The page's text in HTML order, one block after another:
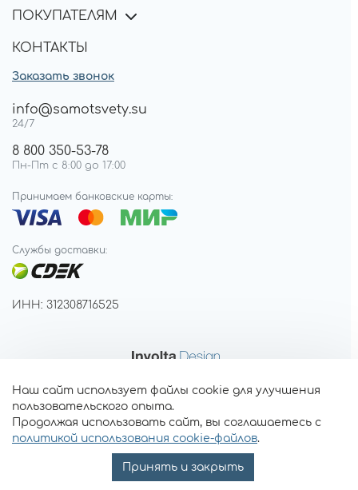
ПОКУПАТЕЛЯМ
КОНТАКТЫ
Заказать звонок
info@samotsvety.su
24/7
8 800 350-53-78
Пн-Пт с 8:00 до 17:00
Принимаем банковские карты:
Службы доставки:
ИНН: 312308716525
Наш сайт использует файлы cookie для улучшения
пользовательского опыта.
Продолжая использовать сайт, вы соглашаетесь с
политикой использования cookie-файлов.
Принять и закрыть